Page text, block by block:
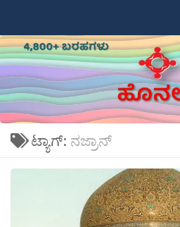
ಟ್ಯಾಗ್: ನಜ್ರಾನ್